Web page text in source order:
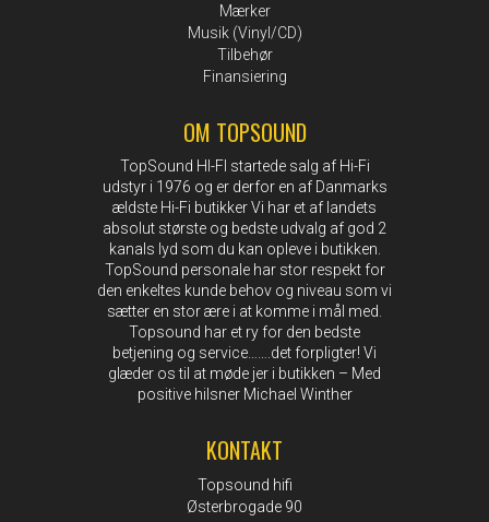
Mærker
Musik (Vinyl/CD)
Tilbehør
Finansiering
OM TOPSOUND
TopSound HI-FI startede salg af Hi-Fi
udstyr i 1976 og er derfor en af Danmarks
ældste Hi-Fi butikker Vi har et af landets
absolut største og bedste udvalg af god 2
kanals lyd som du kan opleve i butikken.
TopSound personale har stor respekt for
den enkeltes kunde behov og niveau som vi
sætter en stor ære i at komme i mål med.
Topsound har et ry for den bedste
betjening og service…….det forpligter! Vi
glæder os til at møde jer i butikken – Med
positive hilsner Michael Winther
KONTAKT
Topsound hifi
Østerbrogade 90